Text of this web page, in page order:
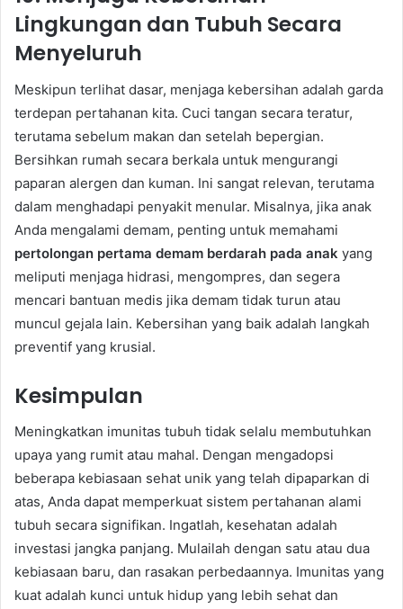
Lingkungan dan Tubuh Secara
Menyeluruh
Meskipun terlihat dasar, menjaga kebersihan adalah garda
terdepan pertahanan kita. Cuci tangan secara teratur,
terutama sebelum makan dan setelah bepergian.
Bersihkan rumah secara berkala untuk mengurangi
paparan alergen dan kuman. Ini sangat relevan, terutama
dalam menghadapi penyakit menular. Misalnya, jika anak
Anda mengalami demam, penting untuk memahami
pertolongan pertama demam berdarah pada anak yang
meliputi menjaga hidrasi, mengompres, dan segera
mencari bantuan medis jika demam tidak turun atau
muncul gejala lain. Kebersihan yang baik adalah langkah
preventif yang krusial.
Kesimpulan
Meningkatkan imunitas tubuh tidak selalu membutuhkan
upaya yang rumit atau mahal. Dengan mengadopsi
beberapa kebiasaan sehat unik yang telah dipaparkan di
atas, Anda dapat memperkuat sistem pertahanan alami
tubuh secara signifikan. Ingatlah, kesehatan adalah
investasi jangka panjang. Mulailah dengan satu atau dua
kebiasaan baru, dan rasakan perbedaannya. Imunitas yang
kuat adalah kunci untuk hidup yang lebih sehat dan